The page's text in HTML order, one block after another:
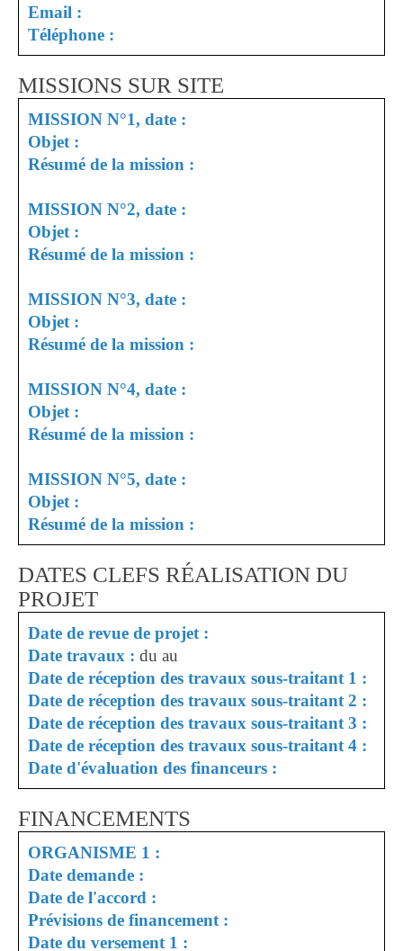
Email :
Téléphone :
MISSIONS SUR SITE
MISSION N°1, date :
Objet :
Résumé de la mission :
MISSION N°2, date :
Objet :
Résumé de la mission :
MISSION N°3, date :
Objet :
Résumé de la mission :
MISSION N°4, date :
Objet :
Résumé de la mission :
MISSION N°5, date :
Objet :
Résumé de la mission :
DATES CLEFS RÉALISATION DU
PROJET
Date de revue de projet :
Date travaux : du au
Date de réception des travaux sous-traitant 1 :
Date de réception des travaux sous-traitant 2 :
Date de réception des travaux sous-traitant 3 :
Date de réception des travaux sous-traitant 4 :
Date d'évaluation des financeurs :
FINANCEMENTS
ORGANISME 1 :
Date demande :
Date de l'accord :
Prévisions de financement :
Date du versement 1 :